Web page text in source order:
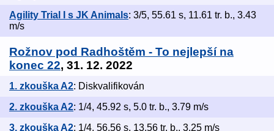
Agility Trial I s JK Animals: 3/5, 55.61 s, 11.61 tr. b., 3.43
m/s
Rožnov pod Radhoštěm - To nejlepší na
konec 22, 31. 12. 2022
1. zkouška A2: Diskvalifikován
2. zkouška A2: 1/4, 45.92 s, 5.0 tr. b., 3.79 m/s
3. zkouška A2: 1/4, 56.56 s, 13.56 tr. b., 3.25 m/s